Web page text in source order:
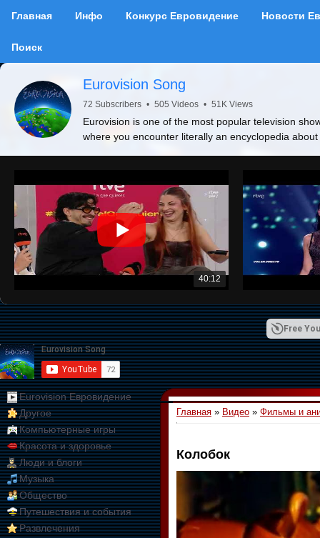
Главная Инфо Конкурс Евровидение Новости
Поиск
Eurovision Song
72 Subscribers • 505 Videos • 51K Views
Eurovision is one of the most popular television
where you encounter literally an encyclopedia
40:12
Free
Eurovision Евровидение
Другое
Компьютерные игры
Красота и здоровье
Люди и блоги
Музыка
Общество
Путешествия и события
Развлечения
Главная » Видео » Фильмы и
Колобок